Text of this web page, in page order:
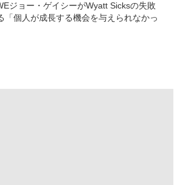
ジョー・ゲイシーがWyatt Sicksの失敗
「個人が成長する機会を与えられなかっ